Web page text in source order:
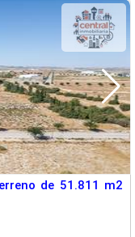
de 51.811 m2